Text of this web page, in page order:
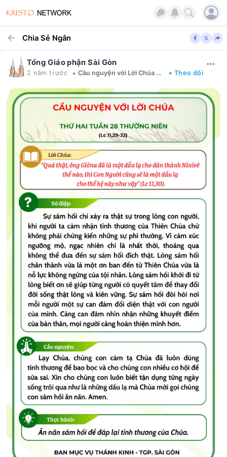
Chia Sẻ Ngắn
Tổng Giáo phận Sài Gòn
2 năm trước • Cầu nguyện với Lời Chúa mỗi ngày • Theo dõi